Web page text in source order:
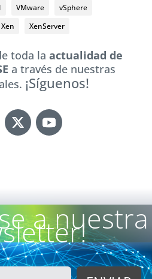
VMware
vSphere
Xen XenServer
toda laactualidad de
a través de nuestras
¡Síguenos!
a nuestra